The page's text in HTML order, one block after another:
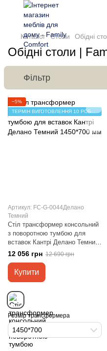
Каталог Столи Обідні
Обідні столи |
Фільтр
−5%
Артикул: FC-G-0044Делано
Темний
Стіл трансформер консольний
з поворотною тумбою для
вставок Кантрі Делано Темний
1450*700 мм
12 056 грн 12 690 грн
Купити
Розмір трансформера
1450*700